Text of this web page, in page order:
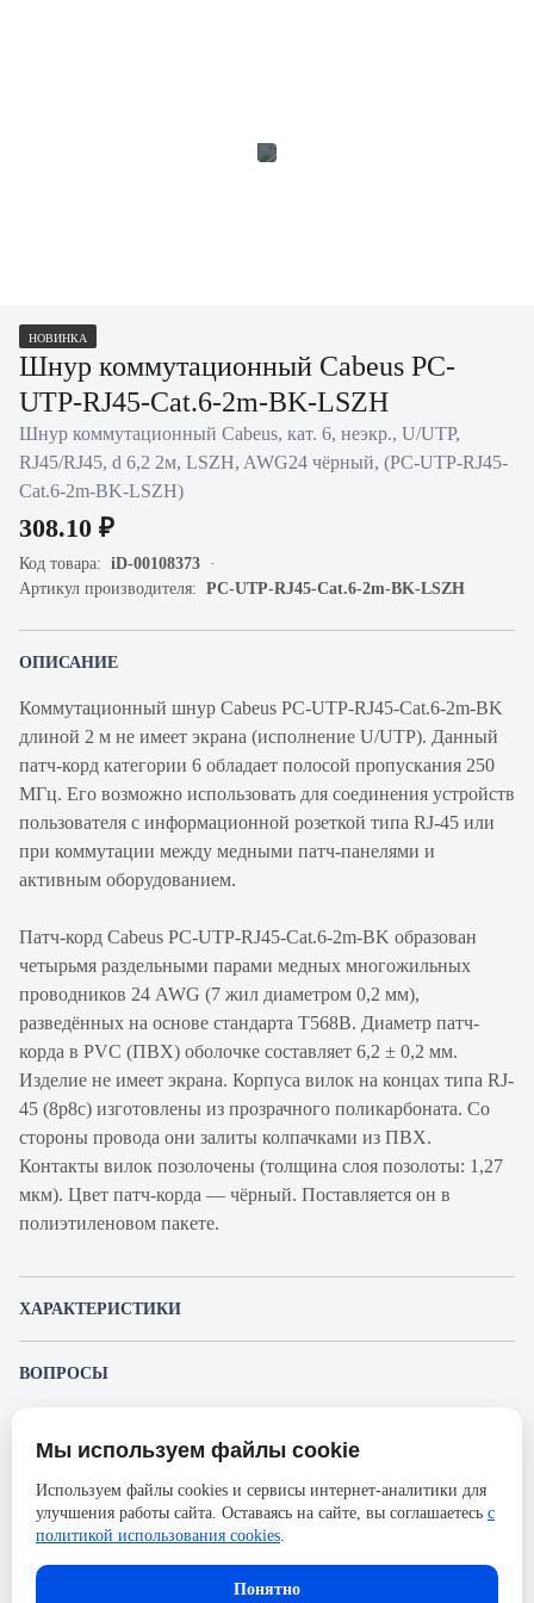
В корзину
НОВИНКА
Шнур коммутационный Cabeus PC-
UTP-RJ45-Cat.6-2m-BK-LSZH
Шнур коммутационный Cabeus, кат. 6, неэкр., U/UTP,
RJ45/RJ45, d 6,2 2м, LSZH, AWG24 чёрный, (PC-UTP-RJ45-
Cat.6-2m-BK-LSZH)
308.10 ₽
Код товара: iD-00108373
Артикул производителя: PC-UTP-RJ45-Cat.6-2m-BK-LSZH
ОПИСАНИЕ
Коммутационный шнур Cabeus PC-UTP-RJ45-Cat.6-2m-BK
длиной 2 м не имеет экрана (исполнение U/UTP). Данный
патч-корд категории 6 обладает полосой пропускания 250
МГц. Его возможно использовать для соединения устройств
пользователя с информационной розеткой типа RJ-45 или
при коммутации между медными патч-панелями и
активным оборудованием.
Патч-корд Cabeus PC-UTP-RJ45-Cat.6-2m-BK образован
четырьмя раздельными парами медных многожильных
проводников 24 AWG (7 жил диаметром 0,2 мм),
разведённых на основе стандарта Т568В. Диаметр патч-
корда в PVC (ПВХ) оболочке составляет 6,2 ± 0,2 мм.
Изделие не имеет экрана. Корпуса вилок на концах типа RJ-
45 (8p8c) изготовлены из прозрачного поликарбоната. Со
стороны провода они залиты колпачками из ПВХ.
Контакты вилок позолочены (толщина слоя позолоты: 1,27
мкм). Цвет патч-корда — чёрный. Поставляется он в
полиэтиленовом пакете.
ХАРАКТЕРИСТИКИ
Производитель
Категория
Оболочка
Длина, м
ВОПРОСЫ
Пожалуйста, авторизуйтесь, чтобы иметь
возможность оставлять вопросы.
Представленные изображения и характеристики могут отличаться от реального
без предварительного уведомления. Компания АйДистрибьют не несёт
ответственности в случае не соответствия текущей модели товаров фотографиям,
размещённым в карточке товара.
Мы используем файлы cookie
Используем файлы cookies и сервисы интернет-аналитики для
улучшения работы сайта. Оставаясь на сайте, вы соглашаетесь с
политикой использования cookies.
Понятно